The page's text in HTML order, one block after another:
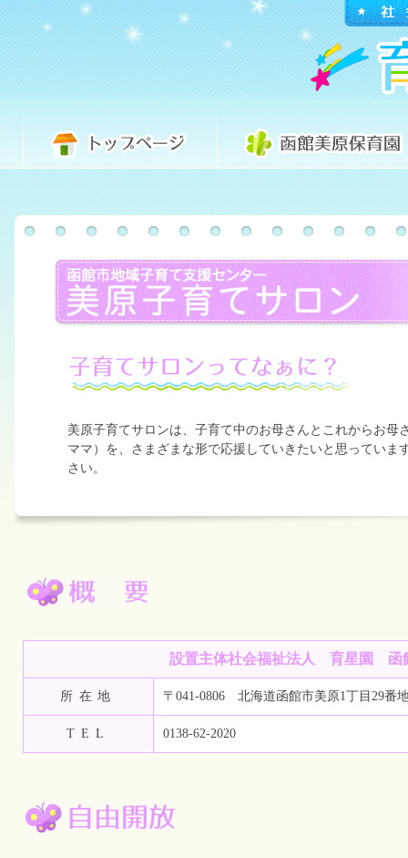
美原子育てサロンは、子育て中のお母さんとこれからお母
ママ）を、さまざまな形で応援していきたいと思っていま
さい。
設置主体社会福祉法人 育星園 函
所在地 〒041-0806 北海道函館市美原1丁目29番
TEL 0138-62-2020